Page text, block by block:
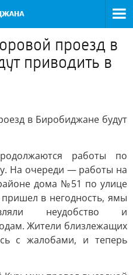
проезд в
приводить в
в Биробиджане будут
работы по
На очереди — работы на
дома №51 по улице
в негодность, ямы
неудобство и
Жители близлежащих
с жалобами, и теперь